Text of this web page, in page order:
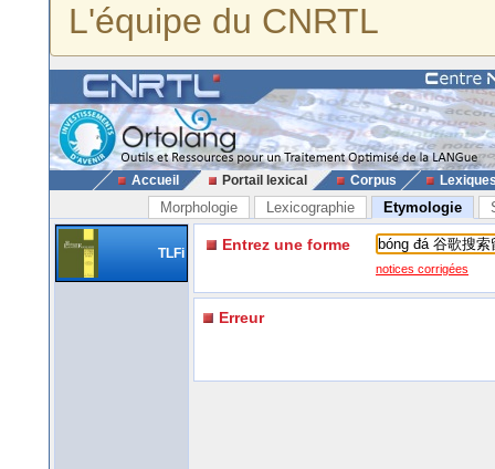
L'équipe du CNRTL
Accueil Portail lexical Corpus
Morphologie Lexicographie Etymologie
TLFi Entrez une forme
notices corrigées
Erreur